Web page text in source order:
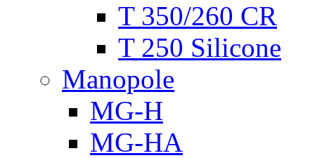
T 350/260 CR
T 250 Silicone
Manopole
MG-H
MG-HA